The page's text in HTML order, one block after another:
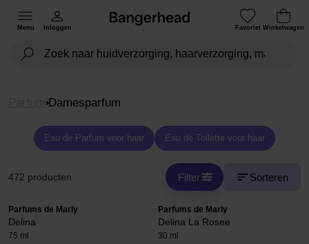
Menu Inloggen Favoriet Winkelwagen
Damesparfum
Eau de Parfum voor haar Eau de Toilette voor haar
472 producten Filter Sorteren
Parfums de Marly
Delina
75 ml
Parfums de Marly
Delina La Rosee
30 ml